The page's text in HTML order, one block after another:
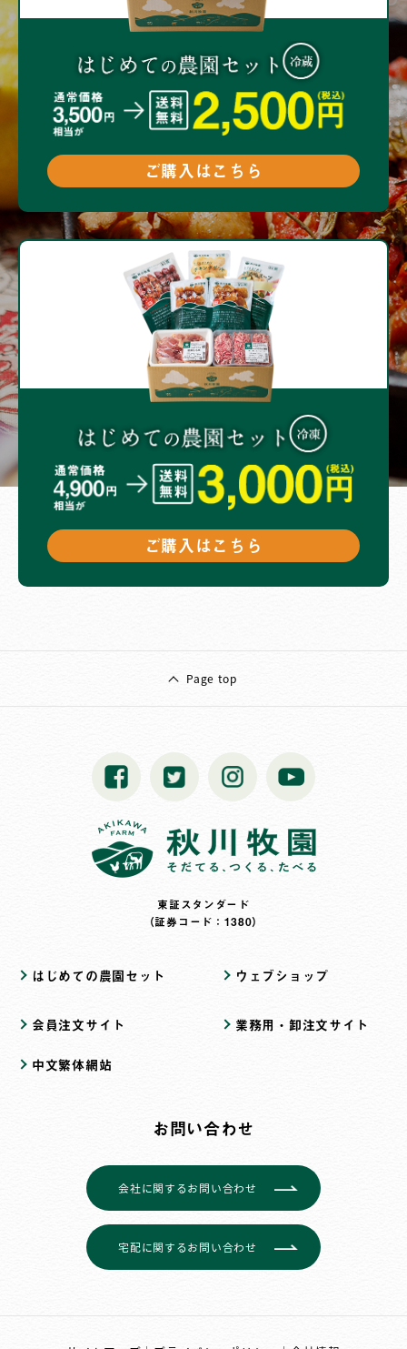
ご購入はこちら
ご購入はこちら
Page top
東証スタンダード
（証券コード：1380）
はじめての農園セット ウェブショップ
会員注文サイト 業務用・卸注文サイト
中文繁体網站
お問い合わせ
会社に関するお問い合わせ
宅配に関するお問い合わせ